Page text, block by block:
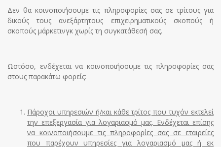
Δεν θα κοινοποιήσουμε τις πληροφορίες σας σε τρίτους για
δικούς τους ανεξάρτητους επιχειρηματικούς σκοπούς ή
σκοπούς μάρκετινγκ χωρίς τη συγκατάθεσή σας.
Ωστόσο, ενδέχεται να κοινοποιήσουμε τις πληροφορίες σας
στους παρακάτω φορείς:
Πάροχοι υπηρεσιών ή/και κάθε τρίτος που τυχόν εκτελεί
την επεξεργασία για λογαριασμό μας. Ενδέχεται επίσης
να κοινοποιήσουμε τις πληροφορίες σας σε εταιρείες
που παρέχουν υπηρεσίες για λογαριασμό μας ή εκ